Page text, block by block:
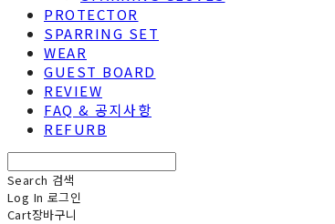
PROTECTOR
SPARRING SET
WEAR
GUEST BOARD
REVIEW
FAQ & 공지사항
REFURB
Search 검색
Log In 로그인
Cart장바구니